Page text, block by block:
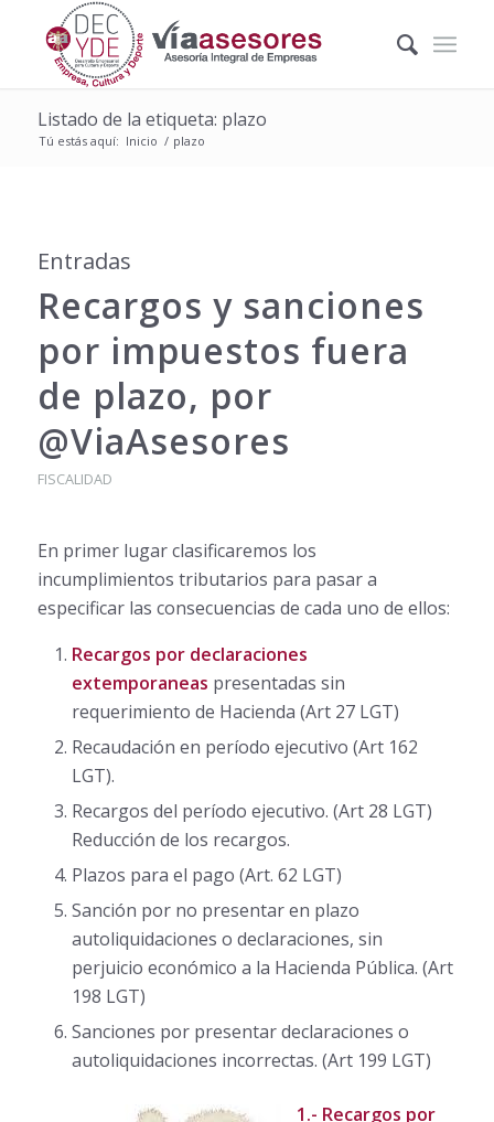
Listado de la etiqueta: plazo
Tú estás aquí: Inicio / plazo
Entradas
Recargos y sanciones
por impuestos fuera
de plazo, por
@ViaAsesores
FISCALIDAD
En primer lugar clasificaremos los
incumplimientos tributarios para pasar a
especificar las consecuencias de cada uno de ellos:
Recargos por declaraciones
extemporaneas presentadas sin
requerimiento de Hacienda (Art 27 LGT)
Recaudación en período ejecutivo (Art 162
LGT).
Recargos del período ejecutivo. (Art 28 LGT)
Reducción de los recargos.
Plazos para el pago (Art. 62 LGT)
Sanción por no presentar en plazo
autoliquidaciones o declaraciones, sin
perjuicio económico a la Hacienda Pública. (Art
198 LGT)
Sanciones por presentar declaraciones o
autoliquidaciones incorrectas. (Art 199 LGT)
1.- Recargos por